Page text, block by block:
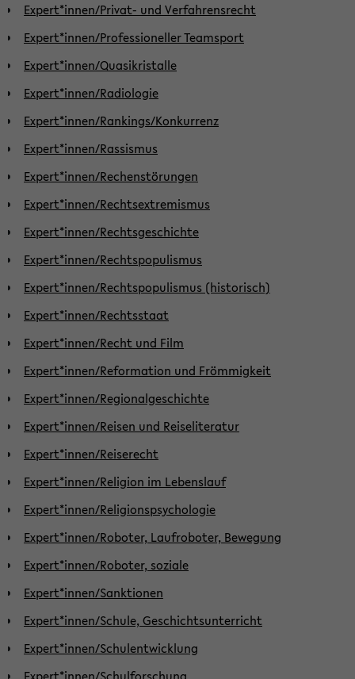
Expert*innen/Privat- und Verfahrensrecht
Expert*innen/Professioneller Teamsport
Expert*innen/Quasikristalle
Expert*innen/Radiologie
Expert*innen/Rankings/Konkurrenz
Expert*innen/Rassismus
Expert*innen/Rechenstörungen
Expert*innen/Rechtsextremismus
Expert*innen/Rechtsgeschichte
Expert*innen/Rechtspopulismus
Expert*innen/Rechtspopulismus (historisch)
Expert*innen/Rechtsstaat
Expert*innen/Recht und Film
Expert*innen/Reformation und Frömmigkeit
Expert*innen/Regionalgeschichte
Expert*innen/Reisen und Reiseliteratur
Expert*innen/Reiserecht
Expert*innen/Religion im Lebenslauf
Expert*innen/Religionspsychologie
Expert*innen/Roboter, Laufroboter, Bewegung
Expert*innen/Roboter, soziale
Expert*innen/Sanktionen
Expert*innen/Schule, Geschichtsunterricht
Expert*innen/Schulentwicklung